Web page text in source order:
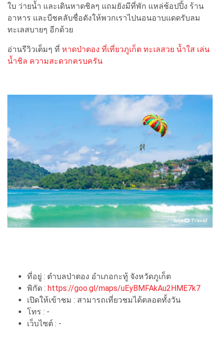
ใบ ว่ายน้ำ และเดินหาดชิลๆ แถมยังมีที่พัก แหล่ช้อปปิ้ง ร้าน
อาหาร และบีชคลับชื่อดังให้พวกเราไปนอนอาบแดดรับลม
ทะเลสบายๆ อีกด้วย
อ่านรีวิวเต็มๆ ที่ หาดป่าตอง ที่เที่ยวภูเก็ต ทะเลสวย น้ำใส เล่น
น้ำชิล ความสะดวกครบครัน
ที่อยู่ : ตำบลป่าตอง อำเภอกะทู้ จังหวัดภูเก็ต
พิกัด : https://goo.gl/maps/uEyBMFAkAu2HME7k7
เปิดให้เข้าชม : สามารถเที่ยวชมได้ตลอดทั้งวัน
โทร : -
เว็บไซต์ : -